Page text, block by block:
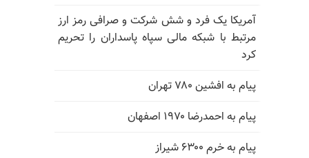
آمریکا یک فرد و شش شرکت و صرافی رمز ارز
مرتبط با شبکه مالی سپاه پاسداران را تحریم
کرد
پیام به افشین ۷۸۰ تهران
پیام به احمدرضا ۱۹۷۰ اصفهان
پیام به خرم ۶۳۰۰ شیراز